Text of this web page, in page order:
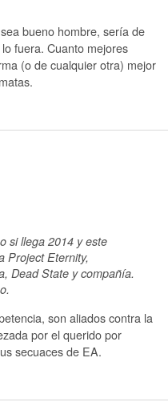
bueno hombre, sería de
fuera. Cuanto mejores
(o de cualquier otra) mejor
si llega 2014 y este
Project Eternity,
Dead State y compañía.
son aliados contra la
por el querido por
secuaces de EA.